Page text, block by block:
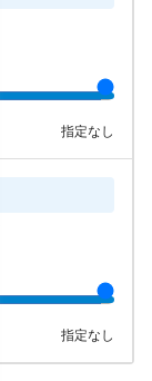
指定なし
指定なし